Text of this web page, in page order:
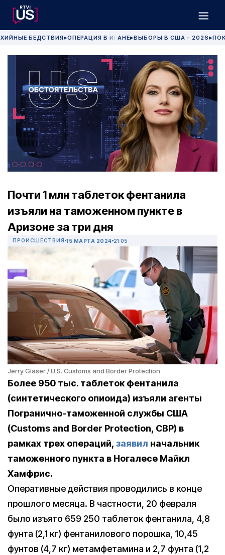
БЕДСТВИЯ▶ОПЕРАЦИЯ В ИРАНЕ▶ВЫБОРЫ В США - 2026 ▶
Почти 1 млн таблеток фентанила
изъяли на таможенном пункте в
Аризоне за три дня
ПРОИСШЕСТВИЯ 15 МАРТА 2024 21:05
Jerry Glaser / U.S. Customs and Border Protection
Более 950 тыс. таблеток фентанила
(синтетического опиоида) изъяли агенты
Погранично-таможенной службы США
(Customs and Border Protection, CBP) в
рамках трех операций, заявил начальник
таможенного пункта в Ногалесе Майкл
Хамфрис.
Оперативные действия проводились в конце
прошлого месяца. В частности, 20 февраля
было изъято 659 250 таблеток фентанила, 4,8
фунта (2,1 кг) фентанилового порошка, 10,45
фунтов (4,7 кг) метамфетамина и 2,7 фунта (1,2